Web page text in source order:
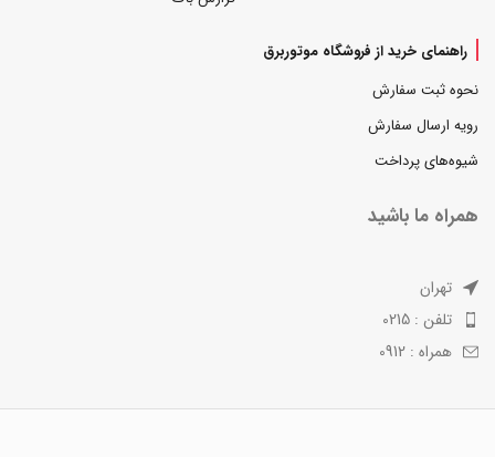
راهنمای خرید از فروشگاه موتوربرق
نحوه ثبت سفارش
رویه ارسال سفارش
شیوه‌های پرداخت
همراه ما باشید
تهران
تلفن : 0215
همراه : 0912